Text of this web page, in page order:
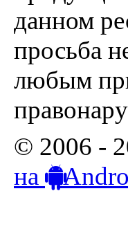
данном
просьба
любым
© 2006 -
на